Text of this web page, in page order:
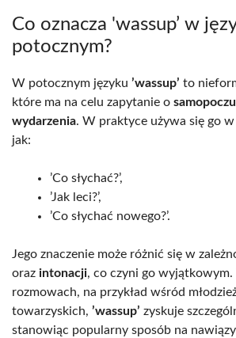
Co oznacza 'wassup’ w
potocznym?
W potocznym języku ’wassup’ to
które ma na celu zapytanie o
wydarzenia. W praktyce używa się go
jak:
’Co słychać?’,
’Jak leci?’,
’Co słychać nowego?’.
Jego znaczenie może różnić się w
oraz intonacji, co czyni go
rozmowach, na przykład wśród
towarzyskich, ’wassup’ zyskuje
stanowiąc popularny sposób na